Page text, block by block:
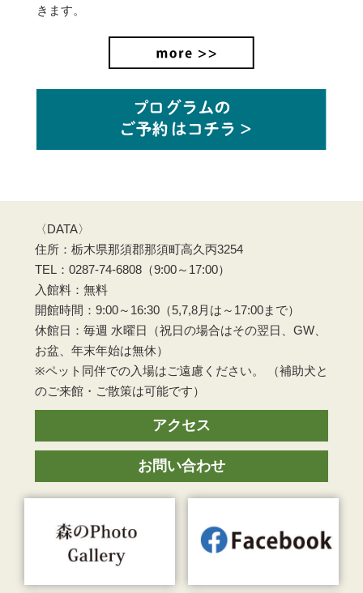
きます。
〈DATA〉
住所：栃木県那須郡那須町高久丙3254
TEL：0287-74-6808（9:00～17:00）
入館料：無料
開館時間：9:00～16:30（5,7,8月は～17:00まで）
休館日：毎週 水曜日（祝日の場合はその翌日、GW、
お盆、年末年始は無休）
※ペット同伴での入場はご遠慮ください。 （補助犬と
のご来館・ご散策は可能です）
アクセス
お問い合わせ